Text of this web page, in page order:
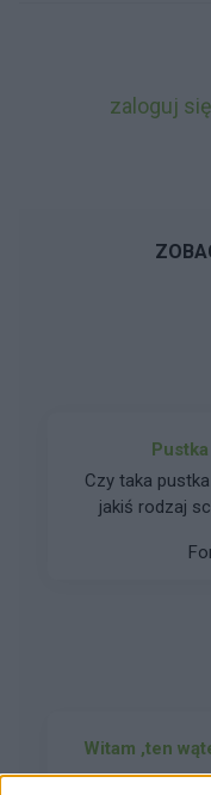
zaloguj
Czy taka
jakiś rodzaj
ciągłą
straciłem w
Witam ,ten